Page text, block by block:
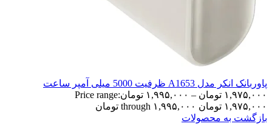
پاوربانک انکر مدل A1653 ظرفیت 5000 میلی آمپر ساعت
۱,۹۷۵,۰۰۰ تومان – ۱,۹۹۵,۰۰۰ تومانPrice range:
۱,۹۷۵,۰۰۰ تومان through ۱,۹۹۵,۰۰۰ تومان
بازگشت به محصولات